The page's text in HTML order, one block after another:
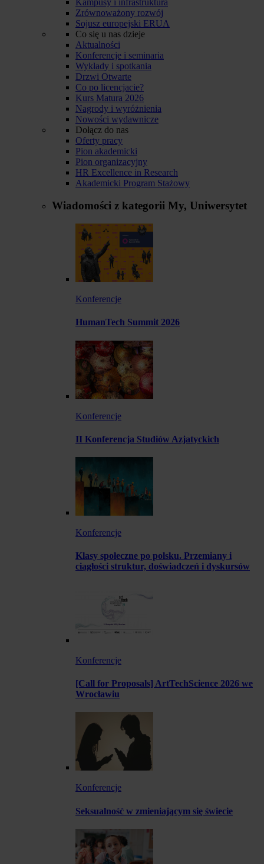
Zrównoważony rozwój
Sojusz europejski ERUA
Co się u nas dzieje
Aktualności
Konferencje i seminaria
Wykłady i spotkania
Drzwi Otwarte
Co po licencjacie?
Kurs Matura 2026
Nagrody i wyróżnienia
Nowości wydawnicze
Dołącz do nas
Oferty pracy
Pion akademicki
Pion organizacyjny
HR Excellence in Research
Akademicki Program Stażowy
Wiadomości z kategorii My, Uniwersytet
Konferencje
HumanTech Summit 2026
Konferencje
II Konferencja Studiów Azjatyckich
Konferencje
Klasy społeczne po polsku. Przemiany i
ciągłości struktur, doświadczeń i dyskursów
Konferencje
[Call for Proposals] ArtTechScience 2026 we
Wrocławiu
Konferencje
Seksualność w zmieniającym się świecie